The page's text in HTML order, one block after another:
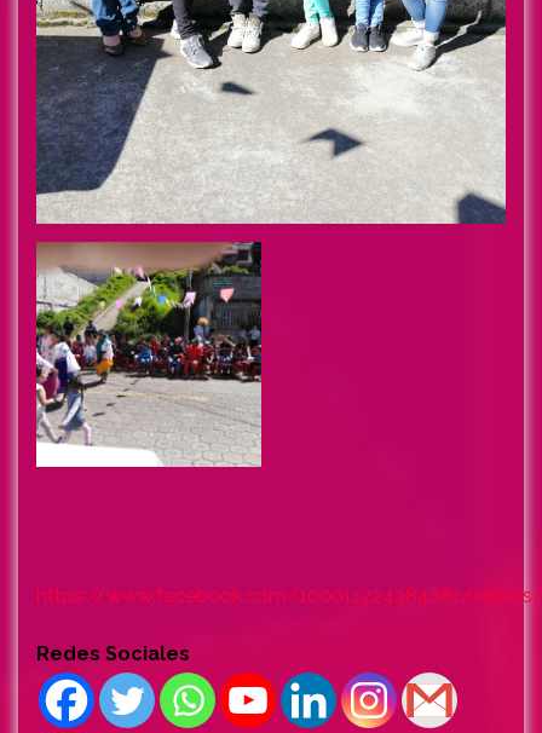
https://www.facebook.com/100011224384281/videos/
Redes Sociales